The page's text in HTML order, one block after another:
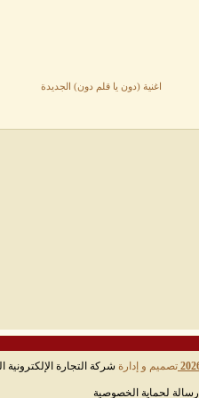
اغنية (دون يا قلم دون) الجديدة
تصميم و إدارة شركة التجارة الإلكترونية
رسالة لحماية الخصوصية